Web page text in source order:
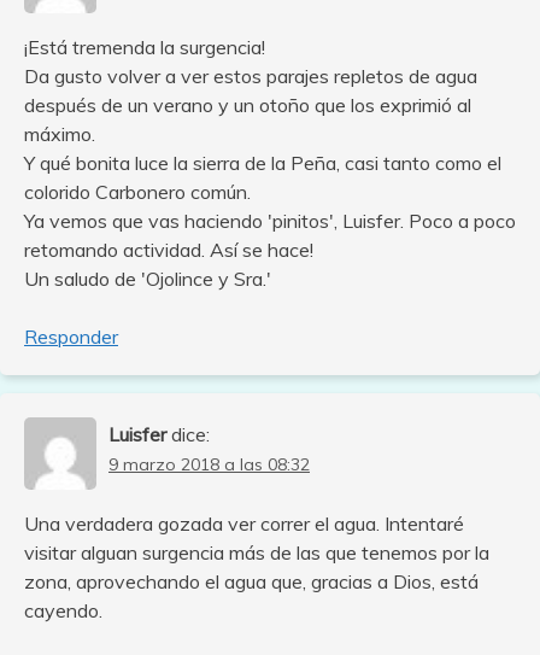
¡Está tremenda la surgencia!
Da gusto volver a ver estos parajes repletos de agua
después de un verano y un otoño que los exprimió al
máximo.
Y qué bonita luce la sierra de la Peña, casi tanto como el
colorido Carbonero común.
Ya vemos que vas haciendo 'pinitos', Luisfer. Poco a poco
retomando actividad. Así se hace!
Un saludo de 'Ojolince y Sra.'
Responder
Luisfer dice:
9 marzo 2018 a las 08:32
Una verdadera gozada ver correr el agua. Intentaré
visitar alguan surgencia más de las que tenemos por la
zona, aprovechando el agua que, gracias a Dios, está
cayendo.